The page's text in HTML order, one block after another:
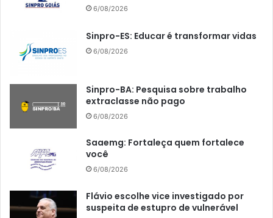
6/08/2026
Sinpro-ES: Educar é transformar vidas
6/08/2026
Sinpro-BA: Pesquisa sobre trabalho
extraclasse não pago
6/08/2026
Saaemg: Fortaleça quem fortalece
você
6/08/2026
Flávio escolhe vice investigado por
suspeita de estupro de vulnerável